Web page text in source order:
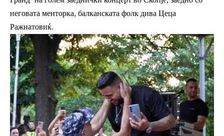
неговата менторка, балканската фолк дива Цеца
Ражнатовиќ.